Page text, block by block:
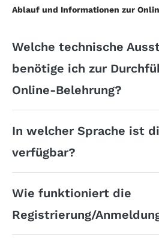
Ablauf und Informationen zur
Welche technische
benötige ich zur
Online-Belehrung?
In welcher Sprache ist
verfügbar?
Wie funktioniert die
Registrierung/